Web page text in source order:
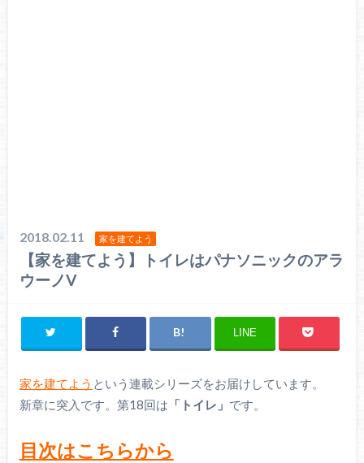
2018.02.11 家を建てよう
【家を建てよう】トイレはパナソニックのアラ
ウーノV
LINE
家を建てよう という連載シリーズをお届けしています。
新章に突入です。第18回は 「トイレ」 です。
目次はこちらから